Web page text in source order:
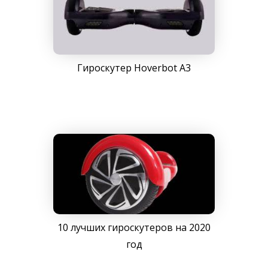
Гироскутер Hoverbot A3
10 лучших гироскутеров на 2020
год